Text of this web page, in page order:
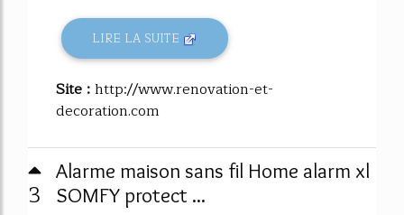
LIRE LA SUITE
Site :http://www.renovation-et-
decoration.com
3
Alarme maison sans fil Home alarm xl
SOMFY protect ...